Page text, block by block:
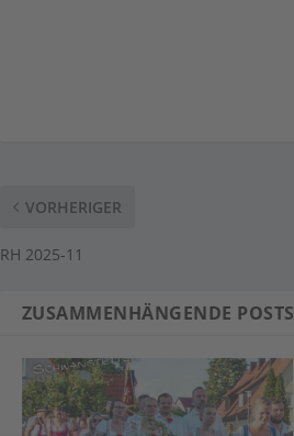
VORHERIGER
RH 2025-11
ZUSAMMENHÄNGENDE POSTS